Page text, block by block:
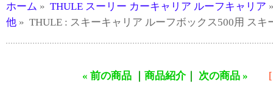
ホーム » THULE スーリー カーキャリア ルーフキャリア
他 » THULE : スキーキャリア ルーフボックス500用 スキ
« 前の商品 商品紹介｜ 次の商品 »